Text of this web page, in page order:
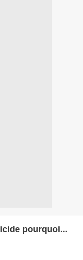
pourquoi...